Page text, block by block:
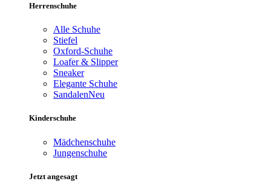
Herrenschuhe
Alle Schuhe
Stiefel
Oxford-Schuhe
Loafer & Slipper
Sneaker
Elegante Schuhe
SandalenNeu
Kinderschuhe
Mädchenschuhe
Jungenschuhe
Jetzt angesagt